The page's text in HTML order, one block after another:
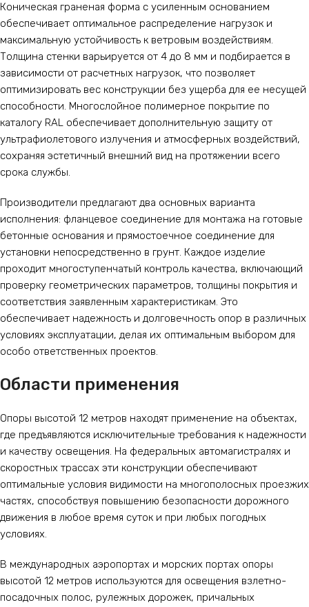
Коническая граненая форма с усиленным основанием
обеспечивает оптимальное распределение нагрузок и
максимальную устойчивость к ветровым воздействиям.
Толщина стенки варьируется от 4 до 8 мм и подбирается в
зависимости от расчетных нагрузок, что позволяет
оптимизировать вес конструкции без ущерба для ее несущей
способности. Многослойное полимерное покрытие по
каталогу RAL обеспечивает дополнительную защиту от
ультрафиолетового излучения и атмосферных воздействий,
сохраняя эстетичный внешний вид на протяжении всего
срока службы.
Производители предлагают два основных варианта
исполнения: фланцевое соединение для монтажа на готовые
бетонные основания и прямостоечное соединение для
установки непосредственно в грунт. Каждое изделие
проходит многоступенчатый контроль качества, включающий
проверку геометрических параметров, толщины покрытия и
соответствия заявленным характеристикам. Это
обеспечивает надежность и долговечность опор в различных
условиях эксплуатации, делая их оптимальным выбором для
особо ответственных проектов.
Области применения
Опоры высотой 12 метров находят применение на объектах,
где предъявляются исключительные требования к надежности
и качеству освещения. На федеральных автомагистралях и
скоростных трассах эти конструкции обеспечивают
оптимальные условия видимости на многополосных проезжих
частях, способствуя повышению безопасности дорожного
движения в любое время суток и при любых погодных
условиях.
В международных аэропортах и морских портах опоры
высотой 12 метров используются для освещения взлетно-
посадочных полос, рулежных дорожек, причальных